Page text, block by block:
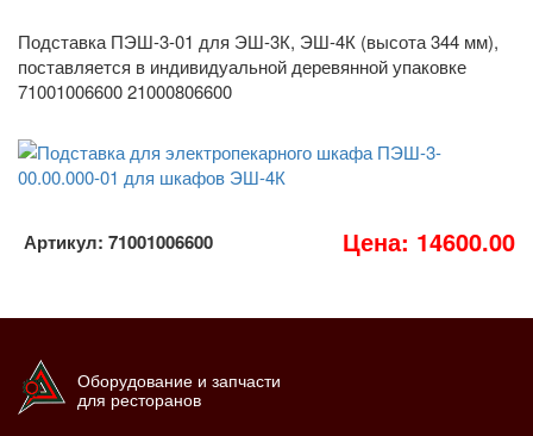
Подставка ПЭШ-3-01 для ЭШ-3К, ЭШ-4К (высота 344 мм),
поставляется в индивидуальной деревянной упаковке
71001006600 21000806600
Артикул: 71001006600 Цена: 14600.00
Оборудование и запчасти
для ресторанов